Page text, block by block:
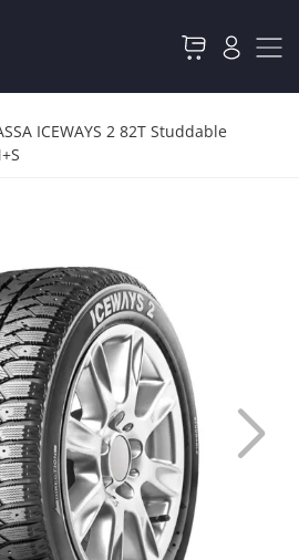
ICEWAYS 2 82T Studdable